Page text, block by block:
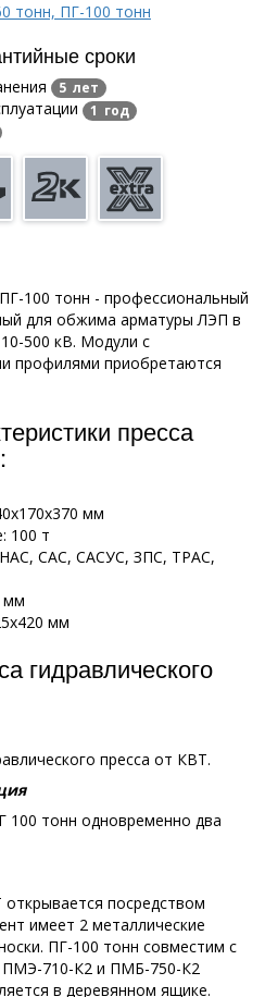
тонн, ПГ-100 тонн
сроки
5 лет
1 год
100 тонн - профессиональный
для обжима арматуры ЛЭП в
500 кВ. Модули с
профилями приобретаются
пресса
мм
100 т
САС, САСУС, ЗПС, ТРАС,
мм
мм
гидравлического
пресса от КВТ.
100 тонн одновременно два
посредством
имеет 2 металлические
ПГ-100 тонн совместим с
ПМЭ-710-К2 и ПМБ-750-К2
в деревянном ящике.